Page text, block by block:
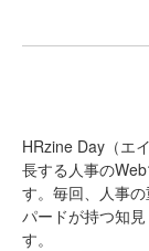
HRzine Day（エ
長する人事の
す。毎回、人事
パードが持つ知
す。